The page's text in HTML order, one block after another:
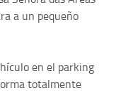
a un pequeño
en el parking
totalmente